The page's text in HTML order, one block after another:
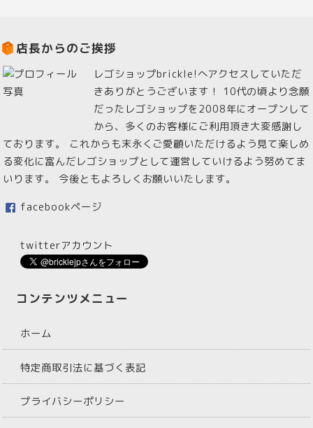
店長からのご挨拶
レゴショップbrickle!へアクセスしていただ
きありがとうございます！ 10代の頃より念願
だったレゴショップを2008年にオープンして
から、多くのお客様にご利用頂き大変感謝し
ております。 これからも末永くご愛顧いただけるよう見て楽しめ
る変化に富んだレゴショップとして運営していけるよう努めてま
いります。 今後ともよろしくお願いいたします。
facebookページ
twitterアカウント
コンテンツメニュー
ホーム
特定商取引法に基づく表記
プライバシーポリシー